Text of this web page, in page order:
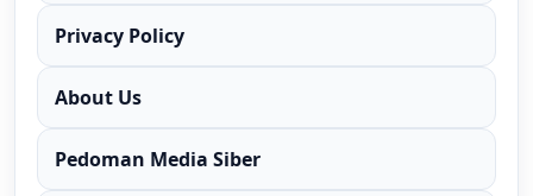
Privacy Policy
About Us
Pedoman Media Siber